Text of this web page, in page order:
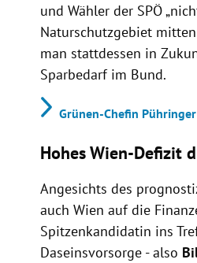
und Wähler der SPÖ
Naturschutzgebiet
man stattdessen in
Sparbedarf im Bund.
Grünen-Chefin
Hohes Wien-Defizit
Angesichts des
auch Wien auf die
Spitzenkandidatin ins
Daseinsvorsorge - also